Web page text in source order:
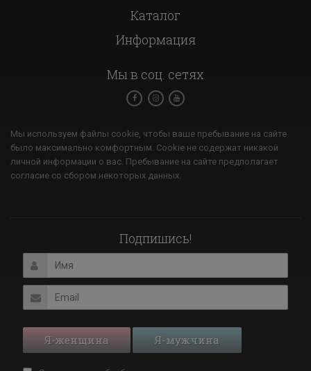
Каталог
Информация
Мы в соц. сетях
Мы используем файлы cookie, чтобы ваше пребывание на сайте
было максимально комфортным. Cookie не содержат никакой
личной информации о вас. Пребывание на сайте предполагает
согласие со сбором некоторых данных.
Подпишись!
Я-женщина Я-мужчина